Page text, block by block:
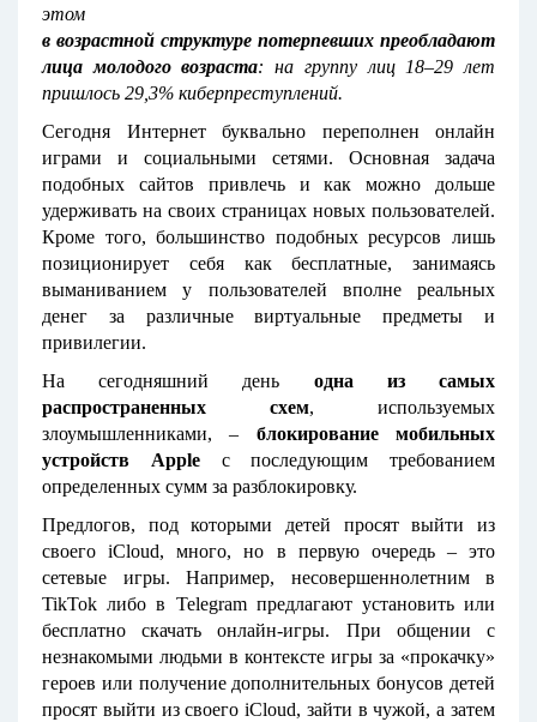
этом
в возрастной структуре потерпевших преобладают
лица молодого возраста: на группу лиц 18–29 лет
пришлось 29,3% киберпреступлений.
Сегодня Интернет буквально переполнен онлайн
играми и социальными сетями. Основная задача
подобных сайтов привлечь и как можно дольше
удерживать на своих страницах новых пользователей.
Кроме того, большинство подобных ресурсов лишь
позиционирует себя как бесплатные, занимаясь
выманиванием у пользователей вполне реальных
денег за различные виртуальные предметы и
привилегии.
На сегодняшний день одна из самых
распространенных схем, используемых
злоумышленниками, – блокирование мобильных
устройств Appleс последующим требованием
определенных сумм за разблокировку.
Предлогов, под которыми детей просят выйти из
своего iCloud, много, но в первую очередь – это
сетевые игры. Например, несовершеннолетним в
TikTok либо в Telegram предлагают установить или
бесплатно скачать онлайн-игры. При общении с
незнакомыми людьми в контексте игры за «прокачку»
героев или получение дополнительных бонусов детей
просят выйти из своего iCloud, зайти в чужой, а затем